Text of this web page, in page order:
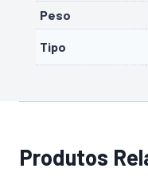
Peso
Tipo
Produtos